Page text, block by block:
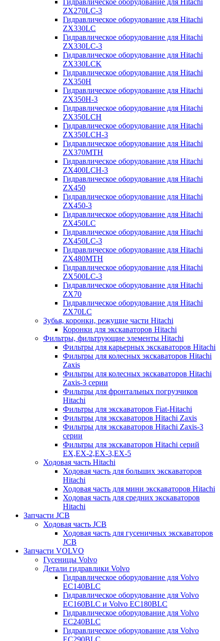
Гидравлическое оборудование для Hitachi
ZX270LC-3
Гидравлическое оборудование для Hitachi
ZX330LC
Гидравлическое оборудование для Hitachi
ZX330LC-3
Гидравлическое оборудование для Hitachi
ZX330LCK
Гидравлическое оборудование для Hitachi
ZX350H
Гидравлическое оборудование для Hitachi
ZX350H-3
Гидравлическое оборудование для Hitachi
ZX350LCH
Гидравлическое оборудование для Hitachi
ZX350LCH-3
Гидравлическое оборудование для Hitachi
ZX370MTH
Гидравлическое оборудование для Hitachi
ZX400LCH-3
Гидравлическое оборудование для Hitachi
ZX450
Гидравлическое оборудование для Hitachi
ZX450-3
Гидравлическое оборудование для Hitachi
ZX450LC
Гидравлическое оборудование для Hitachi
ZX450LC-3
Гидравлическое оборудование для Hitachi
ZX480MTH
Гидравлическое оборудование для Hitachi
ZX500LC-3
Гидравлическое оборудование для Hitachi
ZX70
Гидравлическое оборудование для Hitachi
ZX70LC
Зубья, коронки, режущие части Hitachi
Коронки для экскаваторов Hitachi
Фильтры, фильтрующие элементы Hitachi
Фильтры для карьерных экскаваторов Hitachi
Фильтры для колесных экскаваторов Hitachi
Zaxis
Фильтры для колесных экскаваторов Hitachi
Zaxis-3 серии
Фильтры для фронтальных погрузчиков
Hitachi
Фильтры для экскаваторов Fiat-Hitachi
Фильтры для экскаваторов Hitachi Zaxis
Фильтры для экскаваторов Hitachi Zaxis-3
серии
Фильтры для экскаваторов Hitachi серий
EX,EX-2,EX-3,EX-5
Ходовая часть Hitachi
Ходовая часть для больших экскаваторов
Hitachi
Ходовая часть для мини экскаваторов Hitachi
Ходовая часть для средних экскаваторов
Hitachi
Запчасти JCB
Ходовая часть JCB
Ходовая часть для гусеничных экскаваторов
JCB
Запчасти VOLVO
Гусеницы Volvo
Детали гидравлики Volvo
Гидравлическое оборудование для Volvo
EC140BLC
Гидравлическое оборудование для Volvo
EC160BLC и Volvo EC180BLC
Гидравлическое оборудование для Volvo
EC240BLC
Гидравлическое оборудование для Volvo
EC290BLC